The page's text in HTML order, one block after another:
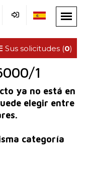
Sus solicitudes (0)
1
ya no está en
elegir entre
categoría